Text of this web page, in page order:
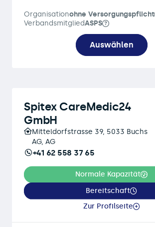
Organisationohne Versorgungspflicht
VerbandsmitgliedASPS
Auswählen
Spitex CareMedic24
GmbH
Mitteldorfstrasse 39, 5033 Buchs
AG, AG
+41 62 558 37 65
Normale Kapazität
Bereitschaft
Zur Profilseite